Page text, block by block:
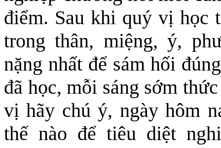
điểm. Sau khi quý vị học
trong thân, miệng, ý,
nặng nhất để sám hối
đã học, mỗi sáng sớm
vị hãy chú ý, ngày hôm
thế nào để tiêu diệt